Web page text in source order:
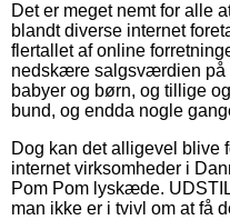
Det er meget nemt for alle
blandt diverse internet
flertallet af online
nedskære salgsværdien på
babyer og børn, og tillige
bund, og endda nogle
Dog kan det alligevel blive
internet virksomheder i
Pom Pom lyskæde.
man ikke er i tvivl om at få